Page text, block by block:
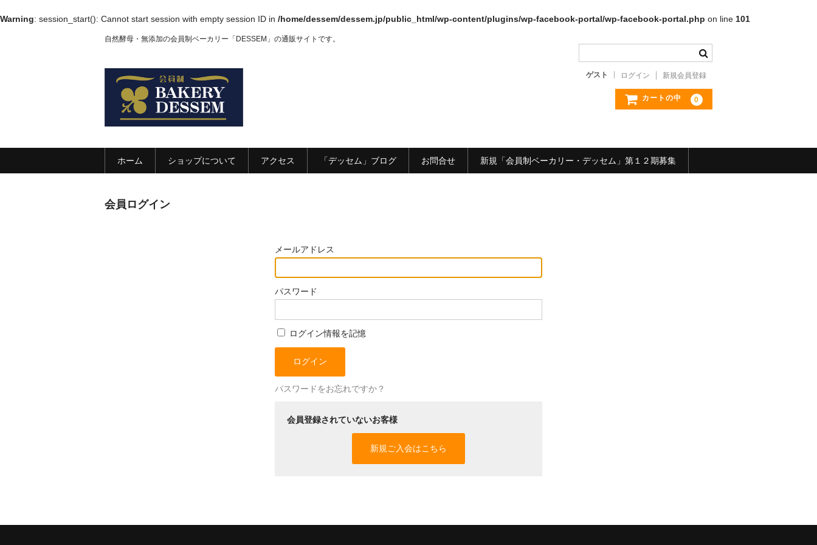
Warning: session_start(): Cannot start session with empty session ID in /home/dessem/dessem.jp/public_html/wp-content/plugins/wp-facebook-portal/wp-facebook-portal.php on line 101
自然酵母・無添加の会員制ベーカリー「DESSEM」の通販サイトです。
ゲスト ログイン 新規会員登録
カートの中 0
ホーム ショップについて アクセス 「デッセム」ブログ お問合せ 新規「会員制ベーカリー・デッセム」第１２期募集
会員ログイン
メールアドレス
パスワード
ログイン情報を記憶
パスワードをお忘れですか？
会員登録されていないお客様
新規ご入会はこちら